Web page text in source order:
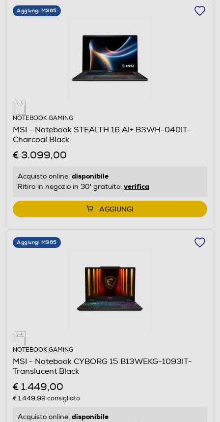
Aggiungi M365
NOTEBOOK GAMING
MSI - Notebook STEALTH 16 AI+ B3WH-040IT-
Charcoal Black
€ 3.099,00
Acquisto online: disponibile
Ritiro in negozio in 30' gratuito: verifica
AGGIUNGI
Aggiungi M365
NOTEBOOK GAMING
MSI - Notebook CYBORG 15 B13WEKG-1093IT-
Translucent Black
€ 1.449,00
€ 1.449,99 consigliato
Acquisto online: disponibile